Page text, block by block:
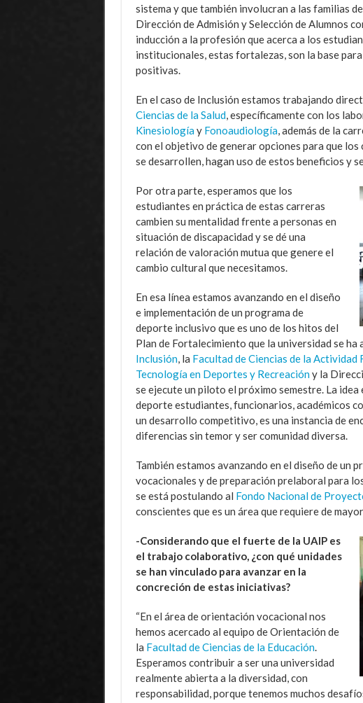
sistema y que también involucran a las familias
Dirección de Admisión y Selección de Alumnos
inducción a la profesión que acerca a los
institucionales, estas fortalezas, son la base
positivas.
En el caso de Inclusión estamos trabajando
Ciencias de la Salud, específicamente con los
Kinesiologíay Fonoaudiología, además de la
con el objetivo de generar opciones para que los
se desarrollen, hagan uso de estos beneficios y
Por otra parte, esperamos que los
estudiantes en práctica de estas carreras
cambien su mentalidad frente a personas en
situación de discapacidad y se dé una
relación de valoración mutua que genere el
cambio cultural que necesitamos.
En esa línea estamos avanzando en el diseño
e implementación de un programa de
deporte inclusivo que es uno de los hitos del
Plan de Fortalecimiento que la universidad se ha
Inclusión, la Facultad de Ciencias de la Actividad
Tecnología en Deportes y Recreacióny la
se ejecute un piloto el próximo semestre. La
deporte estudiantes, funcionarios, académicos
un desarrollo competitivo, es una instancia de
diferencias sin temor y ser comunidad diversa.
También estamos avanzando en el diseño de un
vocacionales y de preparación prelaboral para
se está postulando al Fondo Nacional de
conscientes que es un área que requiere de
-Considerando que el fuerte de la UAIP es
el trabajo colaborativo, ¿con qué unidades
se han vinculado para avanzar en la
concreción de estas iniciativas?
“En el área de orientación vocacional nos
hemos acercado al equipo de Orientación de
la Facultad de Ciencias de la Educación.
Esperamos contribuir a ser una universidad
realmente abierta a la diversidad, con
responsabilidad, porque tenemos muchos